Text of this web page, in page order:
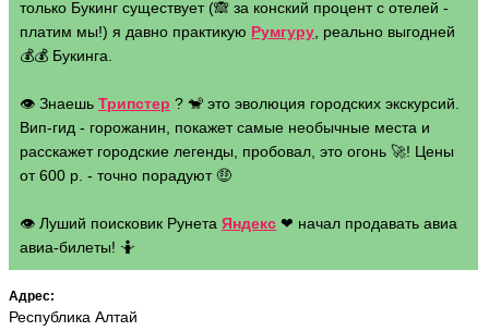
только Букинг существует (🙈 за конский процент с отелей -
платим мы!) я давно практикую Румгуру , реально выгодней
💰💰 Букинга.
👁 Знаешь Трипстер ? 🐒 это эволюция городских экскурсий.
Вип-гид - горожанин, покажет самые необычные места и
расскажет городские легенды, пробовал, это огонь 🚀! Цены
от 600 р. - точно порадуют 🤑
👁 Луший поисковик Рунета Яндекс ❤ начал продавать авиа
авиа-билеты! 🤷
Адрес:
Республика Алтай